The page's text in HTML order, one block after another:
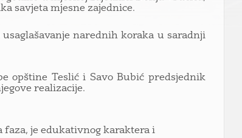
savjeta mjesne zajednice.
narednih koraka u saradnji
opštine Teslić i Savo Bubić predsjednik
realizacije.
faza, je edukativnog karaktera i